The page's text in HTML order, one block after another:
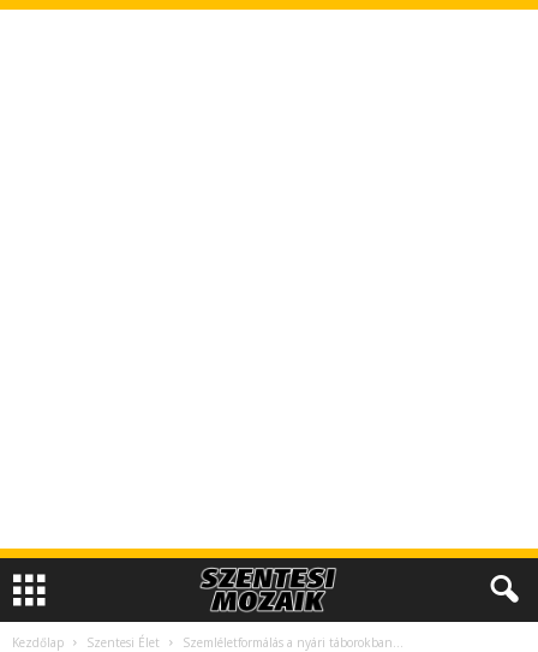
Kezdőlap Szentesi Élet Szemléletformálás a nyári táborokban…